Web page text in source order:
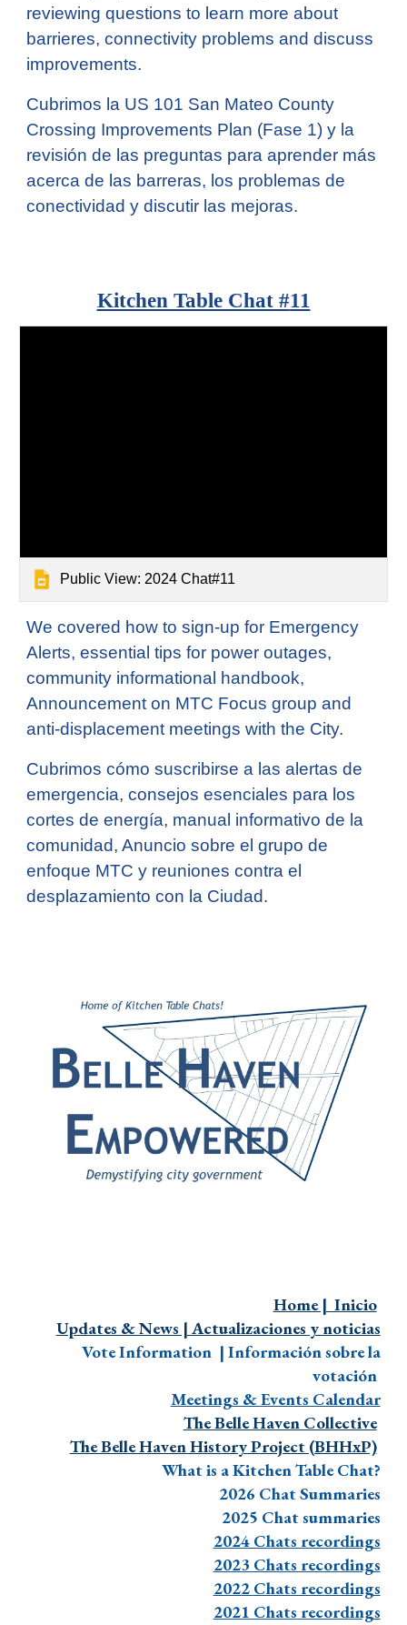
reviewing questions to learn more about
barrieres, connectivity problems and discuss
improvements.
Cubrimos la US 101 San Mateo County
Crossing Improvements Plan (Fase 1) y la
revisión de las preguntas para aprender más
acerca de las barreras, los problemas de
conectividad y discutir las mejoras.
Kitchen Table Chat #11
Public View: 2024 Chat#11
We covered how to sign-up for Emergency
Alerts, essential tips for power outages,
community informational handbook,
Announcement on MTC Focus group and
anti-displacement meetings with the City.
Cubrimos cómo suscribirse a las alertas de
emergencia, consejos esenciales para los
cortes de energía, manual informativo de la
comunidad, Anuncio sobre el grupo de
enfoque MTC y reuniones contra el
desplazamiento con la Ciudad.
Home | Inicio
Updates & News | Actualizaciones y noticias
Vote Information | Información sobre la
votación
Meetings & Events Calendar
The Belle Haven Collective
The Belle Haven History Project (BHHxP)
What is a Kitchen Table Chat?
2026 Chat Summaries
2025 Chat summaries
2024 Chats recordings
2023 Chats recordings
2022 Chats recordings
2021 Chats recordings